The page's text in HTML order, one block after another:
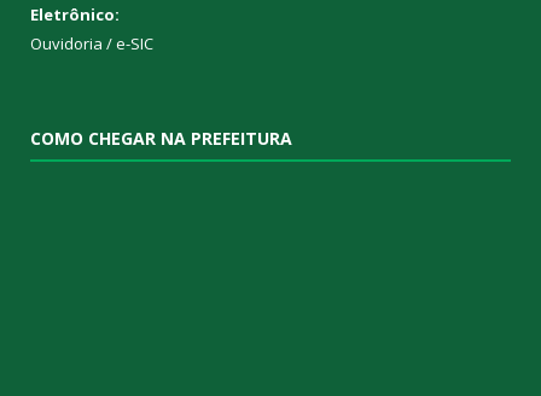
Eletrônico:
Ouvidoria /e-SIC
COMO CHEGAR NA PREFEITURA